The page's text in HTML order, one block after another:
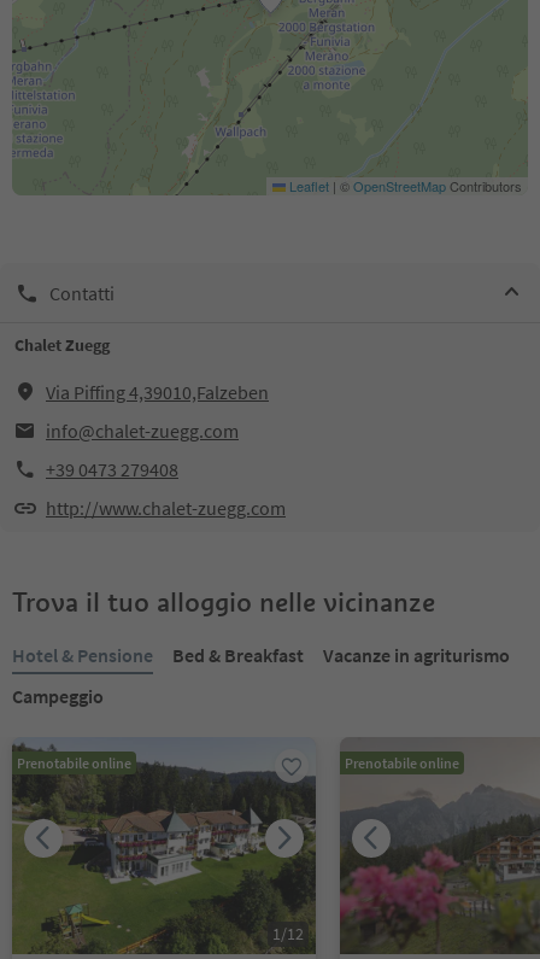
Leaflet | ©OpenStreetMapContributors
Contatti
Chalet Zuegg
Via Piffing 4,39010,Falzeben
info@chalet-zuegg.com
+39 0473 279408
http://www.chalet-zuegg.com
Trova il tuo alloggio nelle vicinanze
Hotel & Pensione Bed & Breakfast
Vacanze in agriturismo
Campeggio
Prenotabile online
1/12
Prenotabile online